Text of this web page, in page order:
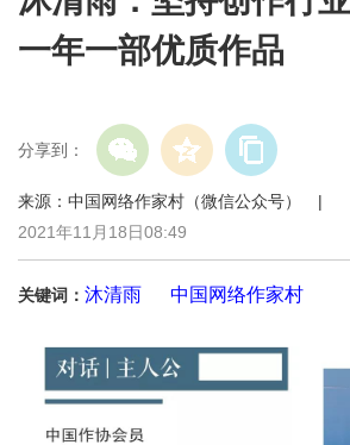
一年一部优质作品
分享到：
来源：中国网络作家村（微信公众号
2021年11月18日08:49
关键词： 沐清雨 中国网络作家村